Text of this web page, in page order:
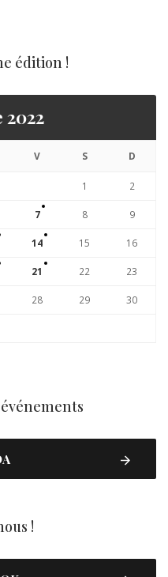
édition !
V S D
1 2
7 8 9
14 15 16
21 22 23
28 29 30
!